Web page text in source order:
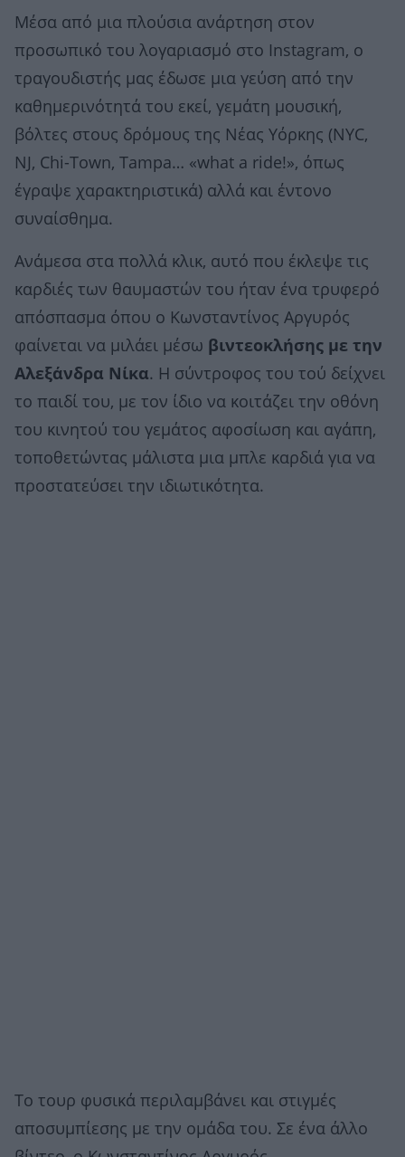
Μέσα από μια πλούσια ανάρτηση στον
προσωπικό του λογαριασμό στο Instagram, ο
τραγουδιστής μας έδωσε μια γεύση από την
καθημερινότητά του εκεί, γεμάτη μουσική,
βόλτες στους δρόμους της Νέας Υόρκης (NYC,
NJ, Chi-Town, Tampa… «what a ride!», όπως
έγραψε χαρακτηριστικά) αλλά και έντονο
συναίσθημα.
Ανάμεσα στα πολλά κλικ, αυτό που έκλεψε τις
καρδιές των θαυμαστών του ήταν ένα τρυφερό
απόσπασμα όπου ο Κωνσταντίνος Αργυρός
φαίνεται να μιλάει μέσω βιντεοκλήσης με την
Αλεξάνδρα Νίκα. Η σύντροφος του τού δείχνει
το παιδί του, με τον ίδιο να κοιτάζει την οθόνη
του κινητού του γεμάτος αφοσίωση και αγάπη,
τοποθετώντας μάλιστα μια μπλε καρδιά για να
προστατεύσει την ιδιωτικότητα.
Το τουρ φυσικά περιλαμβάνει και στιγμές
αποσυμπίεσης με την ομάδα του. Σε ένα άλλο